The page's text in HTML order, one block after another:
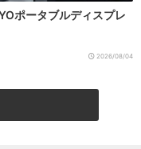
ポータブルディスプレ
2026/08/04